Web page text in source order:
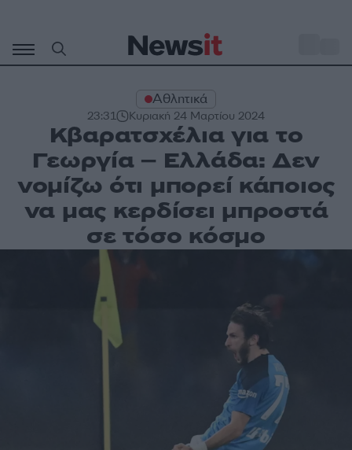
περιεχόμενο
Αθλητικά
23:31 Κυριακή 24 Μαρτίου 2024
Κβαρατσχέλια για το
Γεωργία – Ελλάδα: Δεν
νομίζω ότι μπορεί κάποιος
να μας κερδίσει μπροστά
σε τόσο κόσμο